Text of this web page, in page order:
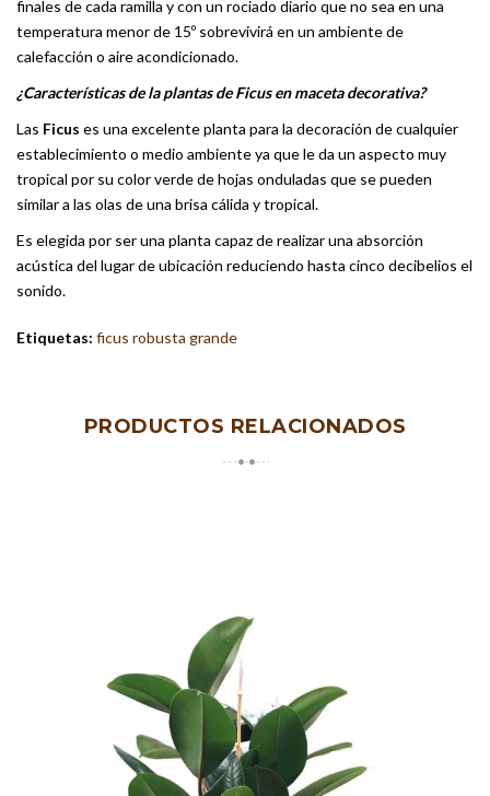
finales de cada ramilla y con un rociado diario que no sea en una
temperatura menor de 15º sobrevivirá en un ambiente de
calefacción o aire acondicionado.
¿Características de la plantas de Ficus en maceta decorativa?
Las Ficus es una excelente planta para la decoración de cualquier
establecimiento o medio ambiente ya que le da un aspecto muy
tropical por su color verde de hojas onduladas que se pueden
similar a las olas de una brisa cálida y tropical.
Es elegida por ser una planta capaz de realizar una absorción
acústica del lugar de ubicación reduciendo hasta cinco decibelios el
sonido.
Etiquetas: ficus robusta grande
PRODUCTOS RELACIONADOS